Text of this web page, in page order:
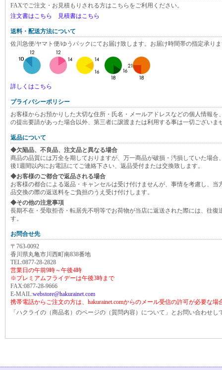
FAXでご注文・お見積もりされる方はこちらをご利用ください。
注文書はこちら
見積書はこちら
送料・配送方法について
佐川急便/ヤマト便/ゆうパックにてお届け致します。お届け時間帯の指定承り
詳しくはこちら
プライバシーポリシー
お客様からお預かりした大切な住所・氏名・メールアドレスなどの個人情報
の提出要請があった場合以外、第三者に譲渡または利用する事は一切ございま
返品について
◆欠陥品、不良品、注文品と異なる場合
商品の品質には万全を期しておりますが、万一商品が破損・汚損していた場合
後1週間以内にお電話にてご連絡下さい、返品受付または交換致します。
◆お客様のご都合で返品される場合
お客様の都合による返品・キャンセルは受け付けませんが、事情を考慮し、
品交換の際の返送料をご負担のうえ受け付けします。
◆その他の注意事項
長期不在・受取拒否・転居先不明等でお荷物が当店に返送された際には、往復
す。
お問合せ先
〒763-0092
香川県丸亀市川西町南838番地
TEL:0877-28-2828
営業日の午前9時～午後4時
※プレミアムフライデーは午後3時まで
FAX:0877-28-9666
E-MAIL:webstore@hakurainet.com
携帯電話からご注文の方は、hakurainet.comからのメール受信の許可が必要な場
「ハクライの（商品名）のページの（質問内容）について」とお問い合わせし